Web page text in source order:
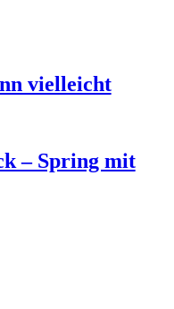
vielleicht
– Spring mit